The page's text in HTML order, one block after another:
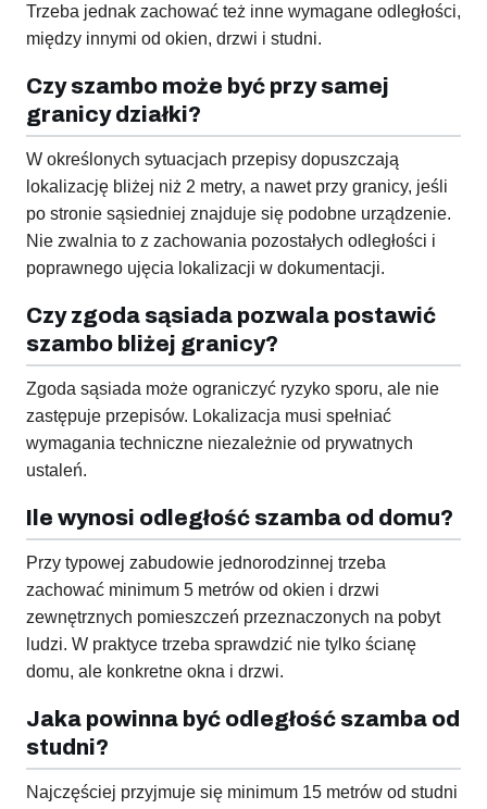
Trzeba jednak zachować też inne wymagane odległości,
między innymi od okien, drzwi i studni.
Czy szambo może być przy samej
granicy działki?
W określonych sytuacjach przepisy dopuszczają
lokalizację bliżej niż 2 metry, a nawet przy granicy, jeśli
po stronie sąsiedniej znajduje się podobne urządzenie.
Nie zwalnia to z zachowania pozostałych odległości i
poprawnego ujęcia lokalizacji w dokumentacji.
Czy zgoda sąsiada pozwala postawić
szambo bliżej granicy?
Zgoda sąsiada może ograniczyć ryzyko sporu, ale nie
zastępuje przepisów. Lokalizacja musi spełniać
wymagania techniczne niezależnie od prywatnych
ustaleń.
Ile wynosi odległość szamba od domu?
Przy typowej zabudowie jednorodzinnej trzeba
zachować minimum 5 metrów od okien i drzwi
zewnętrznych pomieszczeń przeznaczonych na pobyt
ludzi. W praktyce trzeba sprawdzić nie tylko ścianę
domu, ale konkretne okna i drzwi.
Jaka powinna być odległość szamba od
studni?
Najczęściej przyjmuje się minimum 15 metrów od studni